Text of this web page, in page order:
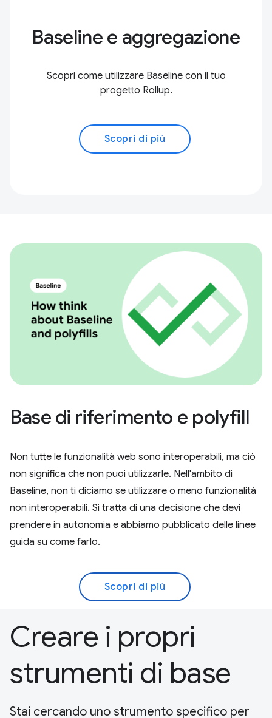
Baseline e aggregazione
Scopri come utilizzare Baseline con il tuo
progetto Rollup.
Scopri di più
Base di riferimento e polyfill
Non tutte le funzionalità web sono interoperabili, ma ciò
non significa che non puoi utilizzarle. Nell'ambito di
Baseline, non ti diciamo se utilizzare o meno funzionalità
non interoperabili. Si tratta di una decisione che devi
prendere in autonomia e abbiamo pubblicato delle linee
guida su come farlo.
Scopri di più
Creare i propri
strumenti di base
Stai cercando uno strumento specifico per